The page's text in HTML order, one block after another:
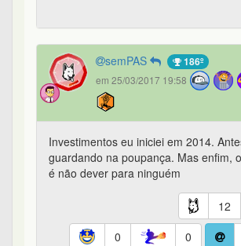
semPAS 186º
em 25/03/2017 19:58
Investimentos eu iniciei em 2014.
guardando na poupança. Mas enfim,
é não dever para ninguém
12
0
0